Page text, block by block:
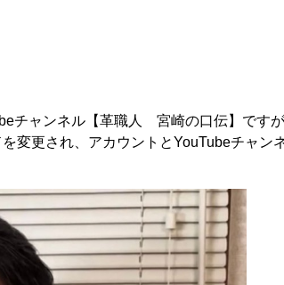
チャンネル【革職人 宮崎の口伝】です
変更され、アカウントとYouTubeチャン